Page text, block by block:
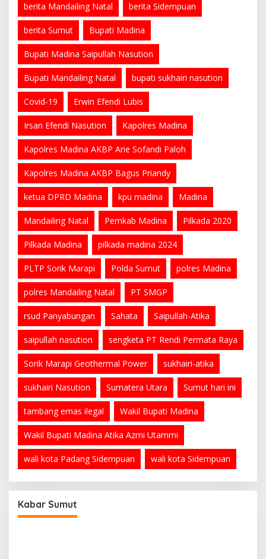
berita Mandailing Natal berita Sidempuan
berita Sumut Bupati Madina
Bupati Madina Saipullah Nasution
Bupati Mandailing Natal bupati sukhairi nasution
Covid-19 Erwin Efendi Lubis
Irsan Efendi Nasution Kapolres Madina
Kapolres Madina AKBP Arie Sofandi Paloh
Kapolres Madina AKBP Bagus Priandy
ketua DPRD Madina kpu madina Madina
Mandailing Natal Pemkab Madina Pilkada 2020
Pilkada Madina pilkada madina 2024
PLTP Sorik Marapi Polda Sumut polres Madina
polres Mandailing Natal PT SMGP
rsud Panyabungan Sahata Saipullah-Atika
saipullah nasution sengketa PT Rendi Permata Raya
Sorik Marapi Geothermal Power sukhairi-atika
sukhairi Nasution Sumatera Utara Sumut hari ini
tambang emas ilegal Wakil Bupati Madina
Wakil Bupati Madina Atika Azmi Utammi
wali kota Padang Sidempuan wali kota Sidempuan
Kabar Sumut